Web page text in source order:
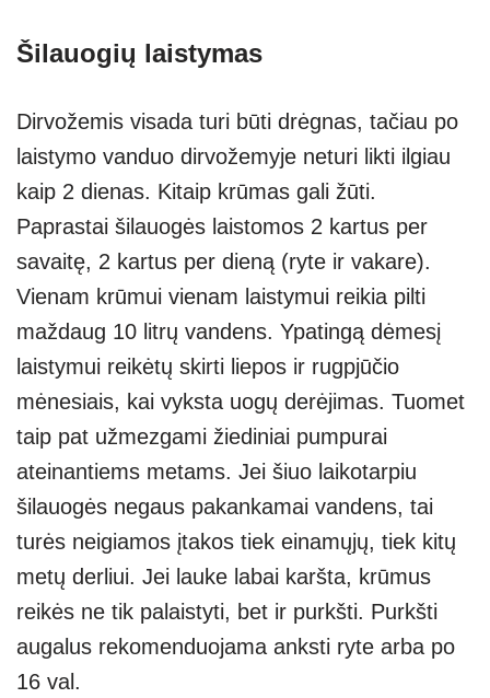
Šilauogių laistymas
Dirvožemis visada turi būti drėgnas, tačiau po
laistymo vanduo dirvožemyje neturi likti ilgiau
kaip 2 dienas. Kitaip krūmas gali žūti.
Paprastai šilauogės laistomos 2 kartus per
savaitę, 2 kartus per dieną (ryte ir vakare).
Vienam krūmui vienam laistymui reikia pilti
maždaug 10 litrų vandens. Ypatingą dėmesį
laistymui reikėtų skirti liepos ir rugpjūčio
mėnesiais, kai vyksta uogų derėjimas. Tuomet
taip pat užmezgami žiediniai pumpurai
ateinantiems metams. Jei šiuo laikotarpiu
šilauogės negaus pakankamai vandens, tai
turės neigiamos įtakos tiek einamųjų, tiek kitų
metų derliui. Jei lauke labai karšta, krūmus
reikės ne tik palaistyti, bet ir purkšti. Purkšti
augalus rekomenduojama anksti ryte arba po
16 val.